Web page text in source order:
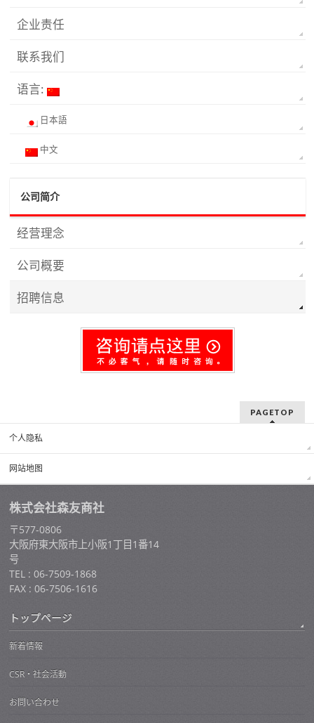
企业责任
联系我们
语言:
日本語
中文
公司简介
经营理念
公司概要
招聘信息
PAGETOP
个人隐私
网站地图
株式会社森友商社
〒577-0806
大阪府東大阪市上小阪1丁目1番14
号
TEL : 06-7509-1868
FAX : 06-7506-1616
トップページ
新着情報
CSR・社会活動
お問い合わせ